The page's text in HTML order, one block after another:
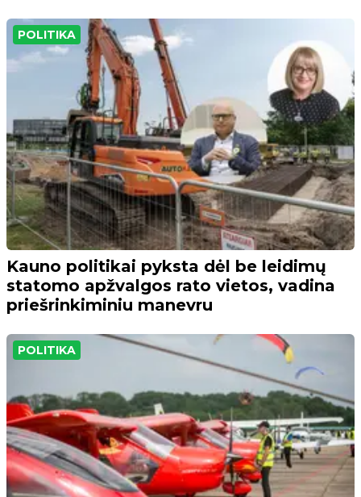
POLITIKA
Kauno politikai pyksta dėl be leidimų
statomo apžvalgos rato vietos, vadina
priešrinkiminiu manevru
POLITIKA